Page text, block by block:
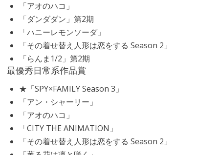
「アオのハコ」
「ダンダダン」第2期
「ハニーレモンソーダ」
「その着せ替え人形は恋をする Season 2」
「らんま1/2」第2期
最優秀日常系作品賞
★「SPY×FAMILY Season 3」
「アン・シャーリー」
「アオのハコ」
「CITY THE ANIMATION」
「その着せ替え人形は恋をする Season 2」